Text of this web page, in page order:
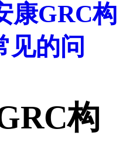
康GRC构
见的问
构